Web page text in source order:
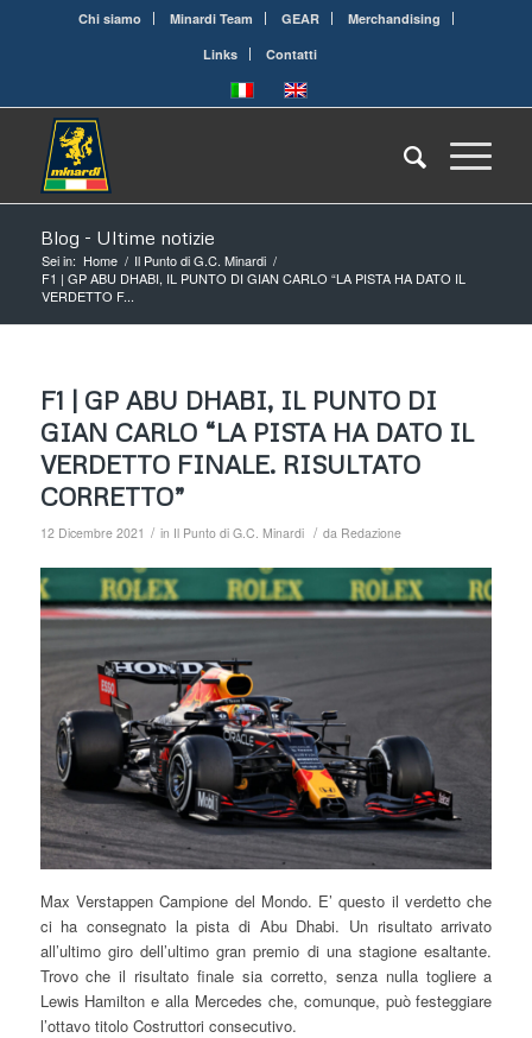
Chi siamo Minardi Team GEAR
Merchandising
Links
Contatti
Blog - Ultime notizie
Sei in: Home / Il Punto di G.C. Minardi /
F1 | GP ABU DHABI, IL PUNTO DI GIAN CARLO “LA PISTA HA DATO IL
VERDETTO F...
F1 | GP ABU DHABI, IL PUNTO DI
GIAN CARLO “LA PISTA HA DATO IL
VERDETTO FINALE. RISULTATO
CORRETTO”
12 Dicembre 2021 / in Il Punto di G.C. Minardi / da Redazione
Max Verstappen Campione del Mondo. E’ questo il verdetto che
ci ha consegnato la pista di Abu Dhabi. Un risultato arrivato
all’ultimo giro dell’ultimo gran premio di una stagione esaltante.
Trovo che il risultato finale sia corretto, senza nulla togliere a
Lewis Hamilton e alla Mercedes che, comunque, può festeggiare
l’ottavo titolo Costruttori consecutivo.